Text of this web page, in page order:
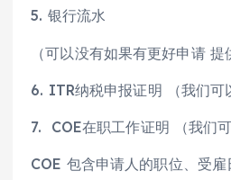
5. 银行流水
（可以没有如果有更好申请 提
6. ITR纳税申报证明 （我们可
7. COE在职工作证明 （我们可
COE 包含申请人的职位、受